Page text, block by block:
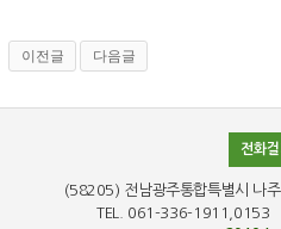
이전글 다음글
전화걸
(58205) 전남광주통합특별시 나
TEL. 061-336-